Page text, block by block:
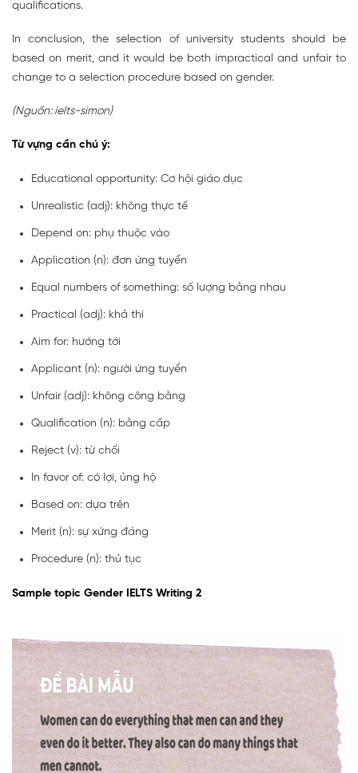
qualifications.
In conclusion, the selection of university students should be
based on merit, and it would be both impractical and unfair to
change to a selection procedure based on gender.
(Nguồn: ielts-simon)
Từ vựng cần chú ý:
Educational opportunity: Cơ hội giáo dục
Unrealistic (adj): không thực tế
Depend on: phụ thuộc vào
Application (n): đơn ứng tuyển
Equal numbers of something: số lượng bằng nhau
Practical (adj): khả thi
Aim for: hướng tới
Applicant (n): người ứng tuyển
Unfair (adj): không công bằng
Qualification (n): bằng cấp
Reject (v): từ chối
In favor of: có lợi, ủng hộ
Based on: dựa trên
Merit (n): sự xứng đáng
Procedure (n): thủ tục
Sample topic Gender IELTS Writing 2